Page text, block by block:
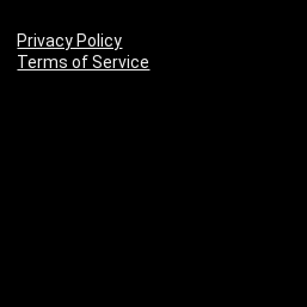
Privacy Policy
Terms of Service